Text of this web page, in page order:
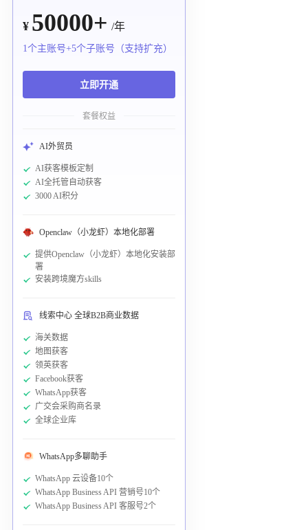
¥ 50000+ /年
1个主账号+5个子账号（支持扩充）
立即开通
套餐权益
AI外贸员
AI获客模板定制
AI全托管自动获客
3000 AI积分
Openclaw（小龙虾）本地化部署
提供Openclaw（小龙虾）本地化安装部
署
安装跨境魔方skills
线索中心 全球B2B商业数据
海关数据
地图获客
领英获客
Facebook获客
WhatsApp获客
广交会采购商名录
全球企业库
WhatsApp多聊助手
WhatsApp 云设备10个
WhatsApp Business API 营销号10个
WhatsApp Business API 客服号2个